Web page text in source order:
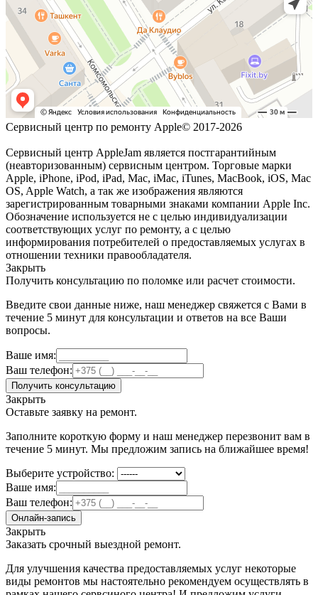
Сервисный центр по ремонту Apple© 2017-2026
Сервисный центр AppleJam является постгарантийным
(неавторизованным) сервисным центром. Торговые марки
Apple, iPhone, iPod, iPad, Mac, iMac, iTunes, MacBook, iOS, Mac
OS, Apple Watch, а так же изображения являются
зарегистрированным товарными знаками компании Apple Inc.
Обозначение используется не с целью индивидуализации
соответствующих услуг по ремонту, а с целью
информирования потребителей о предоставляемых услугах в
отношении техники правообладателя.
Закрыть
Получить консультацию по поломке или расчет стоимости.
Введите свои данные ниже, наш менеджер свяжется с Вами в
течение 5 минут для консультации и ответов на все Ваши
вопросы.
Ваше имя:
Ваш телефон:
Получить консультацию
Закрыть
Оставьте заявку на ремонт.
Заполните короткую форму и наш менеджер перезвонит вам в
течение 5 минут. Мы предложим запись на ближайшее время!
Выберите устройство:
Ваше имя:
Ваш телефон:
Онлайн-запись
Закрыть
Заказать срочный выездной ремонт.
Для улучшения качества предоставляемых услуг некоторые
виды ремонтов мы настоятельно рекомендуем осуществлять в